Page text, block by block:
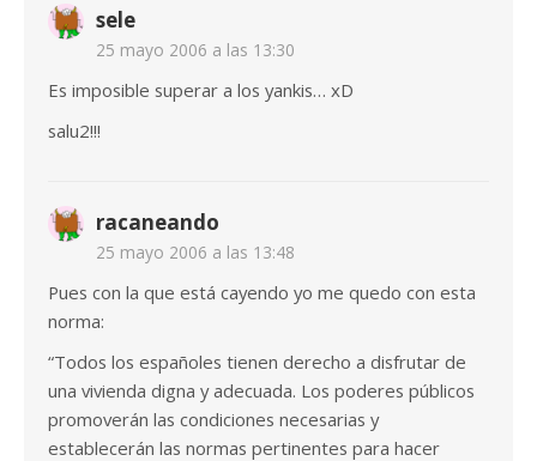
sele
25 mayo 2006 a las 13:30
Es imposible superar a los yankis… xD
salu2!!!
racaneando
25 mayo 2006 a las 13:48
Pues con la que está cayendo yo me quedo con esta
norma:
“Todos los españoles tienen derecho a disfrutar de
una vivienda digna y adecuada. Los poderes públicos
promoverán las condiciones necesarias y
establecerán las normas pertinentes para hacer